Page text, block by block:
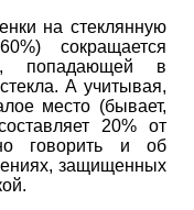
на стеклянную
сокращается
попадающей в
А учитывая,
место (бывает,
20% от
говорить и об
защищенных